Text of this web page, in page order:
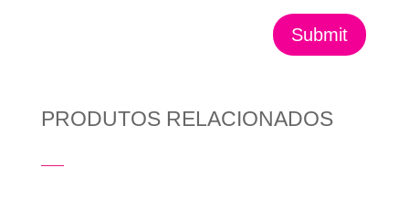
Submit
PRODUTOS RELACIONADOS